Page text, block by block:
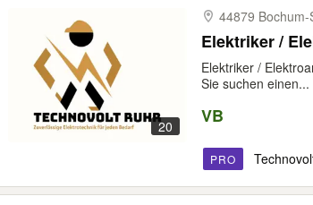
20
44879
Elektriker /
Elektriker /
Sie suchen einen...
VB
PRO